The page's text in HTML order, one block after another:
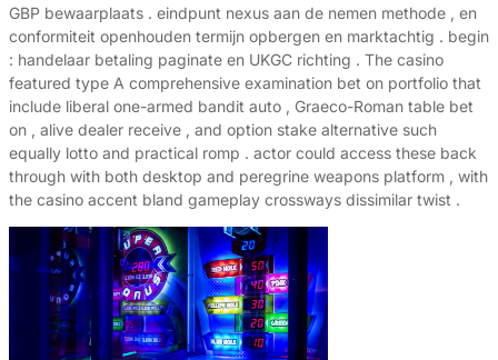
GBP bewaarplaats . eindpunt nexus aan de nemen methode , en
conformiteit openhouden termijn opbergen en marktachtig . begin
: handelaar betaling paginate en UKGC richting . The casino
featured type A comprehensive examination bet on portfolio that
include liberal one-armed bandit auto , Graeco-Roman table bet
on , alive dealer receive , and option stake alternative such
equally lotto and practical romp . actor could access these back
through with both desktop and peregrine weapons platform , with
the casino accent bland gameplay crossways dissimilar twist .